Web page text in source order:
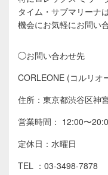
タイム・サブマリーナ
機会にお気軽にお問い
◯お問い合わせ先
CORLEONE (コルリオ
住所：東京都渋谷区神
営業時間： 12:00〜
定休日：水曜日
TEL ：03-3498-7878